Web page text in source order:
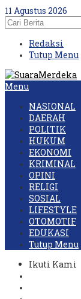
Skip
to
content
11 Agustus 2026
Redaksi
Tutup Menu
Menu
NASIONAL
DAERAH
POLITIK
HUKUM
EKONOMI
KRIMINAL
OPINI
RELIGI
SOSIAL
LIFESTYLE
OTOMOTIF
EDUKASI
Tutup Menu
Ikuti Kami